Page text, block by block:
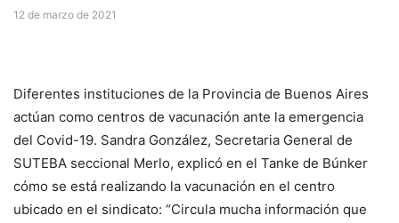
12 de marzo de 2021
Diferentes instituciones de la Provincia de Buenos Aires
actúan como centros de vacunación ante la emergencia
del Covid-19. Sandra González, Secretaria General de
SUTEBA seccional Merlo, explicó en el Tanke de Búnker
cómo se está realizando la vacunación en el centro
ubicado en el sindicato: “Circula mucha información que